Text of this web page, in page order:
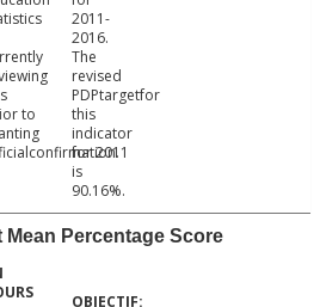
to
2011-
2016.
The
revised
PDPtargetfor
this
indicator
for 2011
is
90.16%.
Percentage Score